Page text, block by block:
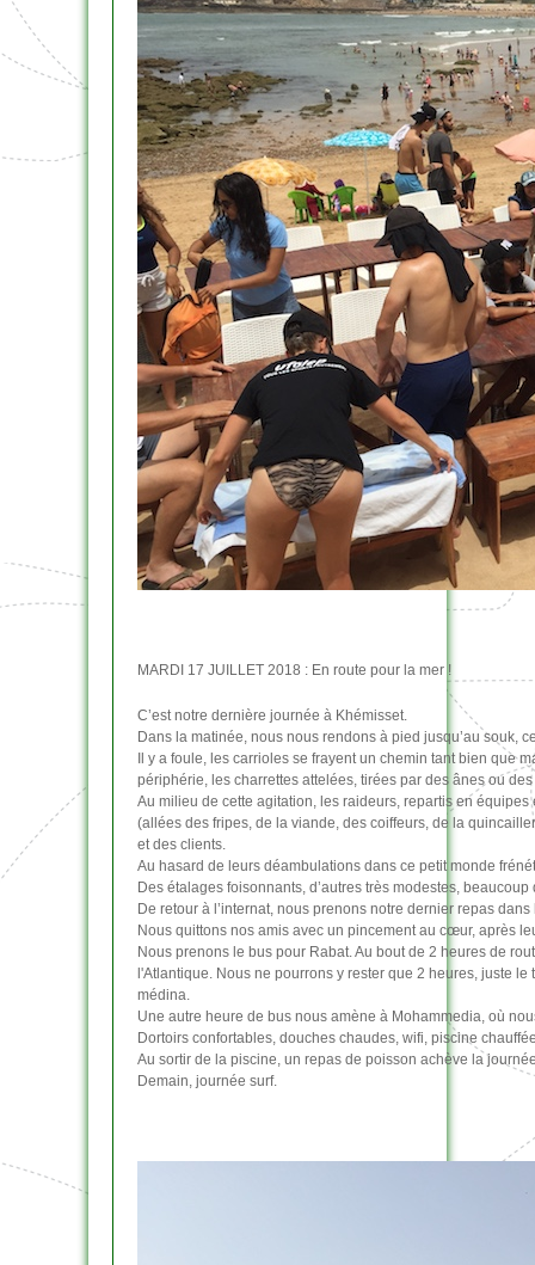
MARDI 17 JUILLET 2018 : En route pour la mer !
C’est notre dernière journée à Khémisset.
Dans la matinée, nous nous rendons à pied jusqu’au souk,
Il y a foule, les carrioles se frayent un chemin tant bien que
périphérie, les charrettes attelées, tirées par des ânes ou
Au milieu de cette agitation, les raideurs, repartis en
(allées des fripes, de la viande, des coiffeurs, de la
et des clients.
Au hasard de leurs déambulations dans ce petit monde
Des étalages foisonnants, d’autres très modestes, beaucoup
De retour à l’internat, nous prenons notre dernier repas
Nous quittons nos amis avec un pincement au cœur, après
Nous prenons le bus pour Rabat. Au bout de 2 heures de
l'Atlantique. Nous ne pourrons y rester que 2 heures, juste
médina.
Une autre heure de bus nous amène à Mohammedia, où
Dortoirs confortables, douches chaudes, wifi, piscine
Au sortir de la piscine, un repas de poisson achève la
Demain, journée surf.